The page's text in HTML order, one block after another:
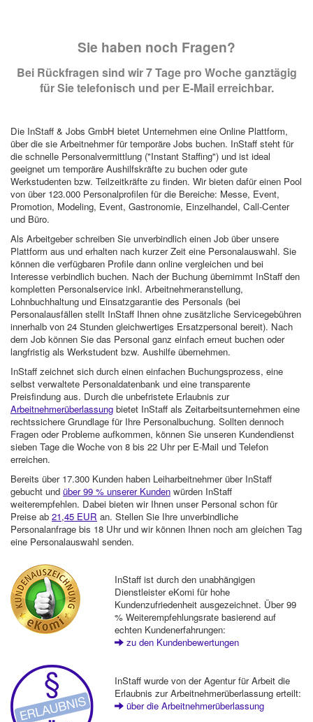
Sie haben noch Fragen?
Bei Rückfragen sind wir 7 Tage pro Woche ganztägig
für Sie telefonisch und per E-Mail erreichbar.
Die InStaff & Jobs GmbH bietet Unternehmen eine Online Plattform,
über die sie Arbeitnehmer für temporäre Jobs buchen. InStaff steht für
die schnelle Personalvermittlung ("Instant Staffing") und ist ideal
geeignet um temporäre Aushilfskräfte zu buchen oder gute
Werkstudenten bzw. Teilzeitkräfte zu finden. Wir bieten dafür einen Pool
von über 123.000 Personalprofilen für die Bereiche: Messe, Event,
Promotion, Modeling, Event, Gastronomie, Einzelhandel, Call-Center
und Büro.
Als Arbeitgeber schreiben Sie unverbindlich einen Job über unsere
Plattform aus und erhalten nach kurzer Zeit eine Personalauswahl. Sie
können die verfügbaren Profile dann online vergleichen und bei
Interesse verbindlich buchen. Nach der Buchung übernimmt InStaff den
kompletten Personalservice inkl. Arbeitnehmeranstellung,
Lohnbuchhaltung und Einsatzgarantie des Personals (bei
Personalausfällen stellt InStaff Ihnen ohne zusätzliche Servicegebühren
innerhalb von 24 Stunden gleichwertiges Ersatzpersonal bereit). Nach
dem Job können Sie das Personal ganz einfach erneut buchen oder
langfristig als Werkstudent bzw. Aushilfe übernehmen.
InStaff zeichnet sich durch einen einfachen Buchungsprozess, eine
selbst verwaltete Personaldatenbank und eine transparente
Preisfindung aus. Durch die unbefristete Erlaubnis zur
Arbeitnehmerüberlassung bietet InStaff als Zeitarbeitsunternehmen eine
rechtssichere Grundlage für Ihre Personalbuchung. Sollten dennoch
Fragen oder Probleme aufkommen, können Sie unseren Kundendienst
sieben Tage die Woche von 8 bis 22 Uhr per E-Mail und Telefon
erreichen.
Bereits über 17.300 Kunden haben Leiharbeitnehmer über InStaff
gebucht und über 99 % unserer Kunden würden InStaff
weiterempfehlen. Dabei bieten wir Ihnen unser Personal schon für
Preise ab 21,45 EUR an. Stellen Sie Ihre unverbindliche
Personalanfrage bis 18 Uhr und wir können Ihnen noch am gleichen Tag
eine Personalauswahl senden.
InStaff ist durch den unabhängigen
Dienstleister eKomi für hohe
Kundenzufriedenheit ausgezeichnet. Über 99
% Weiterempfehlungsrate basierend auf
echten Kundenerfahrungen:
zu den Kundenbewertungen
InStaff wurde von der Agentur für Arbeit die
Erlaubnis zur Arbeitnehmerüberlassung erteilt:
über die Arbeitnehmerüberlassung